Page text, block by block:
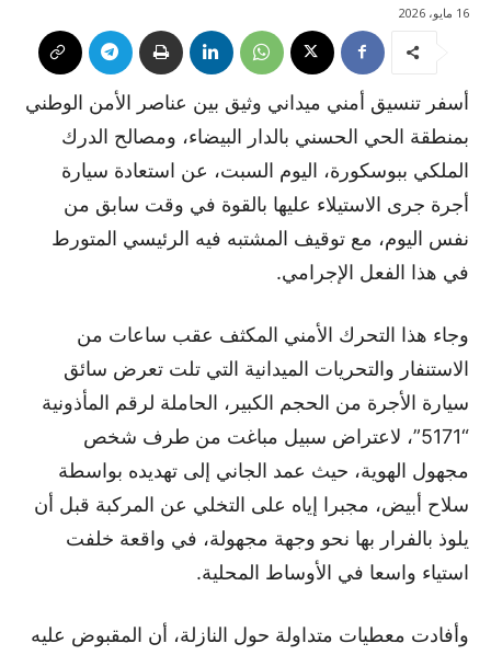
16 مايو، 2026
أسفر تنسيق أمني ميداني وثيق بين عناصر الأمن الوطني
بمنطقة الحي الحسني بالدار البيضاء، ومصالح الدرك
الملكي ببوسكورة، اليوم السبت، عن استعادة سيارة
أجرة جرى الاستيلاء عليها بالقوة في وقت سابق من
نفس اليوم، مع توقيف المشتبه فيه الرئيسي المتورط
في هذا الفعل الإجرامي.
وجاء هذا التحرك الأمني المكثف عقب ساعات من
الاستنفار والتحريات الميدانية التي تلت تعرض سائق
سيارة الأجرة من الحجم الكبير، الحاملة لرقم المأذونية
“5171”، لاعتراض سبيل مباغت من طرف شخص
مجهول الهوية، حيث عمد الجاني إلى تهديده بواسطة
سلاح أبيض، مجبرا إياه على التخلي عن المركبة قبل أن
يلوذ بالفرار بها نحو وجهة مجهولة، في واقعة خلفت
استياء واسعا في الأوساط المحلية.
وأفادت معطيات متداولة حول النازلة، أن المقبوض عليه